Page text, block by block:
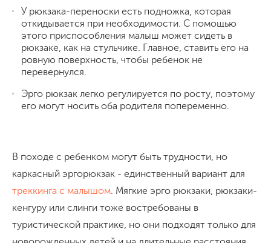
У рюкзака-переноски есть подножка, которая
откидывается при необходимости. С помощью
этого приспособления малыш может сидеть в
рюкзаке, как на стульчике. Главное, ставить его на
ровную поверхность, чтобы ребенок не
перевернулся.
Эрго рюкзак легко регулируется по росту, поэтому
его могут носить оба родителя попеременно.
В походе с ребенком могут быть трудности, но
каркасный эргорюкзак - единственный вариант для
треккинга с малышом. Мягкие эрго рюкзаки, рюкзаки-
кенгуру или слинги тоже востребованы в
туристической практике, но они подходят только для